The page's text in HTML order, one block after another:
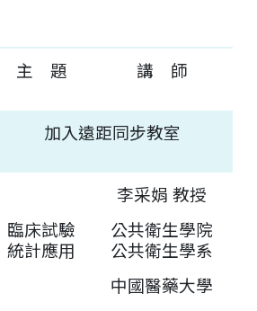
主 題 講 師
加入遠距同步教室
臨床試驗
統計應用
李采娟 教授
公共衛生學院
公共衛生學系
中國醫藥大學